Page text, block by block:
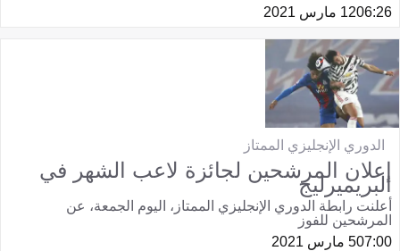
06:2612 مارس 2021
الدوري الإنجليزي الممتاز
إعلان المرشحين لجائزة لاعب الشهر في
البريميرليج
أعلنت رابطة الدوري الإنجليزي الممتاز، اليوم الجمعة، عن
المرشحين للفوز
07:005 مارس 2021